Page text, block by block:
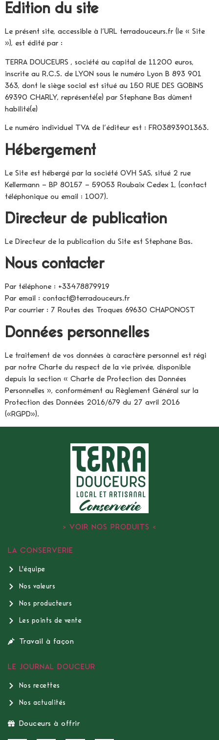
Edition du site
Le présent site, accessible à l’URL terradouceurs.fr (le « Site
»), est édité par :
TERRA DOUCEURS , société au capital de 11200 euros,
inscrite au R.C.S. de LYON sous le numéro Lyon B 893 901
363, dont le siège social est situé au 150 RUE DES GOBINS
69390 CHARLY, représenté(e) par Stephane Bas dûment
habilité(e)
Le numéro individuel TVA de l’éditeur est : FR03893901363.
Hébergement
Le Site est hébergé par la société OVH SAS, situé 2 rue
Kellermann – BP 80157 – 59053 Roubaix Cedex 1, (contact
téléphonique ou email : 1007).
Directeur de publication
Le Directeur de la publication du Site est Stephane Bas.
Nous contacter
Par téléphone : +33478879919
Par email : contact@terradouceurs.fr
Par courrier : 7 Routes des Troques 69630 CHAPONOST
Données personnelles
Le traitement de vos données à caractère personnel est régi
par notre Charte du respect de la vie privée, disponible
depuis la section « Charte de Protection des Données
Personnelles », conformément au Règlement Général sur la
Protection des Données 2016/679 du 27 avril 2016
(«RGPD»).
> VOIR NOS PRODUITS <
LA CONSERVERIE
L'équipe
Nos valeurs
Nos producteurs
Les points de vente
Travail à façon
LE JOURNAL DOUCEUR
Nos recettes
Nos actualités
Douceurs à offrir